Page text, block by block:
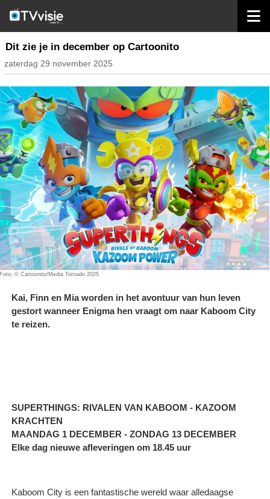
inhoud nederland
Dit zie je in december op Cartoonito
zaterdag 29 november 2025
Foto: © Cartoonito/Media Tornado 2025
Kai, Finn en Mia worden in het avontuur van hun leven
gestort wanneer Enigma hen vraagt om naar Kaboom City
te reizen.
SUPERTHINGS: RIVALEN VAN KABOOM - KAZOOM
KRACHTEN
MAANDAG 1 DECEMBER - ZONDAG 13 DECEMBER
Elke dag nieuwe afleveringen om 18.45 uur
Kaboom City is een fantastische wereld waar alledaagse